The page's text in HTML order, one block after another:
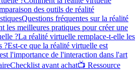
des outils de réalité
Questions fréquentes sur la réalité
les meilleures pratiques pour créer une
?La réalité virtuelle remplace-t-elle les
?Est-ce que la réalité virtuelle est
l'importance de l'interaction dans l'art
Checklist avant achat📺 Ressource